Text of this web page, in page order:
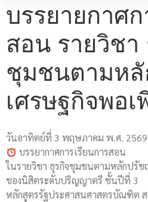
บรรยายกาศก
สอน รายวิชา
ชุมชนตามห
เศรษฐกิจพอเ
วันอาทิตย์ที่ 3 พฤษภาคม พ.ศ. 2569
บรรยากาศการเรียนการสอน
ในรายวิชา ธุรกิจชุมชนตามหลักปรัช
ของนิสิตระดับปริญญาตรี ชั้นปีที่ 3
หลักสูตรรัฐประศาสนศาสตรบัณฑิต